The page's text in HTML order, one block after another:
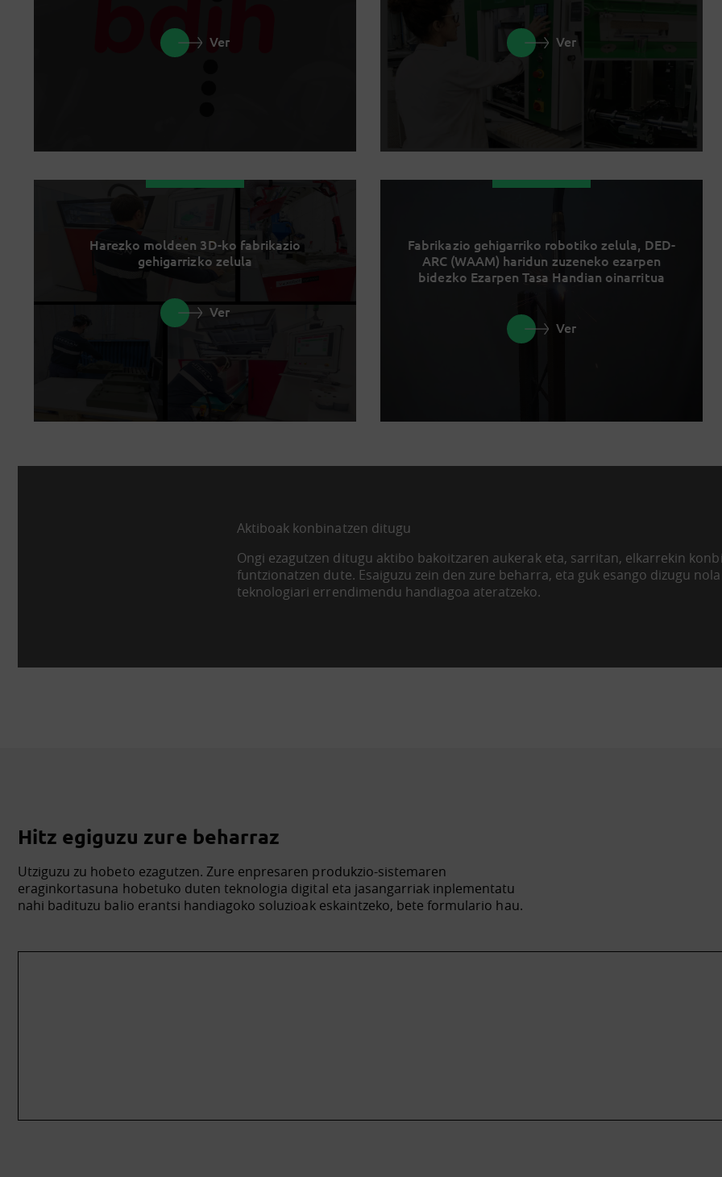
Ver Ver
Harezko moldeen 3D-ko fabrikazio
gehigarrizko zelula
Ver
Fabrikazio gehigarriko robotiko zelula, DED-
ARC (WAAM) haridun zuzeneko ezarpen
bidezko Ezarpen Tasa Handian oinarritua
Ver
Aktiboak konbinatzen ditugu
Ongi ezagutzen ditugu aktibo bakoitzaren aukerak eta, sarritan, elkarrekin
funtzionatzen dute. Esaiguzu zein den zure beharra, eta guk esango dizugu
teknologiari errendimendu handiagoa ateratzeko.
Hitz egiguzu zure beharraz
Utziguzu zu hobeto ezagutzen. Zure enpresaren produkzio-sistemaren
eraginkortasuna hobetuko duten teknologia digital eta jasangarriak inplementatu
nahi badituzu balio erantsi handiagoko soluzioak eskaintzeko, bete formulario hau.